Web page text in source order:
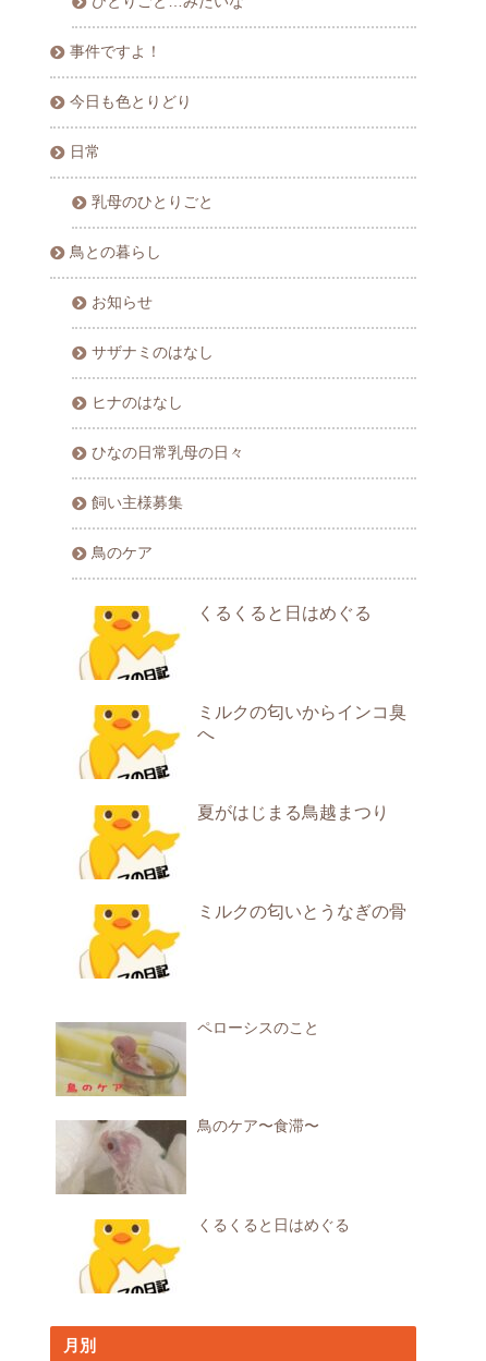
事件ですよ！
今日も色とりどり
日常
乳母のひとりごと
鳥との暮らし
お知らせ
サザナミのはなし
ヒナのはなし
ひなの日常乳母の日々
飼い主様募集
鳥のケア
くるくると日はめぐる
ミルクの匂いからインコ臭
へ
夏がはじまる鳥越まつり
ミルクの匂いとうなぎの骨
ペローシスのこと
鳥のケア〜食滞〜
くるくると日はめぐる
月別